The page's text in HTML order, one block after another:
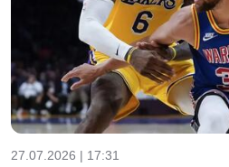
27.07.2026 | 17:31